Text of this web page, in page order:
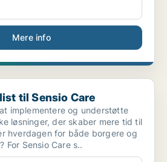
Mere info
Care
til Sensio Care
implementere og understøtte
løsninger, der skaber mere tid til
hverdagen for både borgere og
For Sensio Care s..